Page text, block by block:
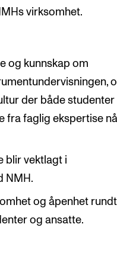
virksomhet.
og kunnskap om
der både
fra faglig ekspertise
blir vektlagt i
NMH.
og åpenhet
og ansatte.